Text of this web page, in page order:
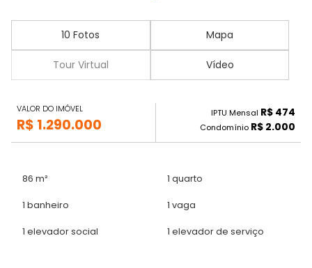
10 Fotos Mapa
Tour Virtual Vídeo
VALOR DO IMÓVEL
R$ 1.290.000
IPTU Mensal R$ 474
Condomínio R$ 2.000
86 m² 1 quarto
1 banheiro 1 vaga
1 elevador social 1 elevador de serviço